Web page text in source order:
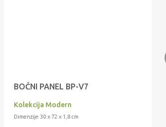
BOČNI PANEL BP-V7
Kolekcija Modern
Dimenzije 30 x 72 x 1,8 cm